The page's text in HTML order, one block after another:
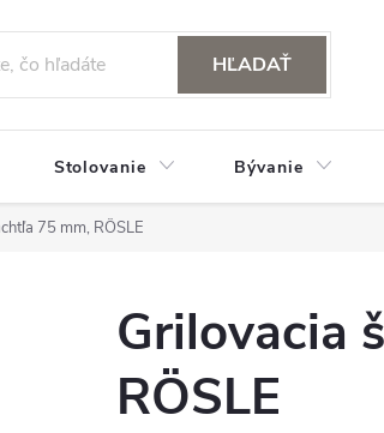
HĽADAŤ
Stolovanie Bývanie
75 mm, RÖSLE
Grilovacia
RÖSLE